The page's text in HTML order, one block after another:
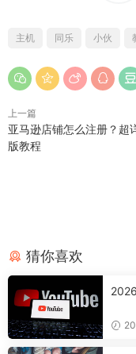
主机 同乐 小伙
上一篇
亚马逊店铺怎么注册？超
版教程
猜你喜欢